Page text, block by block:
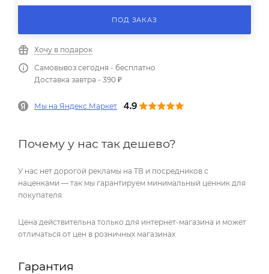
ПОД ЗАКАЗ
Хочу в подарок
Самовывоз сегодня - бесплатно
Доставка завтра - 390 ₽
Мы на Яндекс.Маркет
Почему у нас так дешево?
У нас нет дорогой рекламы на ТВ и посредников с
наценками — так мы гарантируем минимальный ценник для
покупателя.
Цена действительна только для интернет-магазина и может
отличаться от цен в розничных магазинах
Гарантия